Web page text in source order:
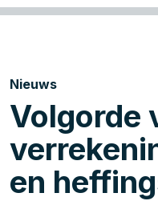
Nieuws
Volgorde
en